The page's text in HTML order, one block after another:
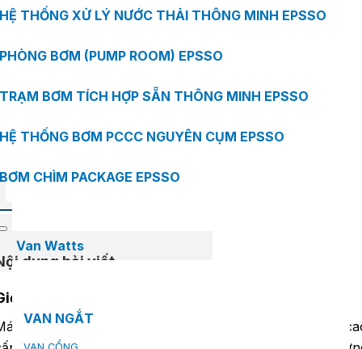
HỆ THỐNG XỬ LÝ NƯỚC THẢI THÔNG MINH EPSSO
PHÒNG BƠM (PUMP ROOM) EPSSO
TRẠM BƠM TÍCH HỢP SẴN THÔNG MINH EPSSO
HỆ THỐNG BƠM PCCC NGUYÊN CỤM EPSSO
BƠM CHÌM PACKAGE EPSSO
Van Watts
VAN NGẮT
Diện tích hữu dụng
2.32m2/gói
Trọn đời
dung bài viết
thiệu về mái bitum phủ đá IKO Crowne Slate
Bitum phủ đá IKO Crowne Slate là dòng ngói bitum